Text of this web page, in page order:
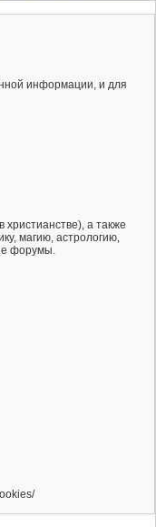
информации, и для
а также
магию, астрологию,
форумы.